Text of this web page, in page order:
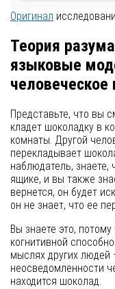
Оригинал
Теория
языковые
Представьте, что вы
кладет шоколадку в
комнаты. Другой
перекладывает
наблюдатель, знаете,
ящике, и вы также
вернется, он будет
он не знает, что ее
Вы знаете это,
когнитивной
мыслях других людей
неосведомленности
находится шоколад.